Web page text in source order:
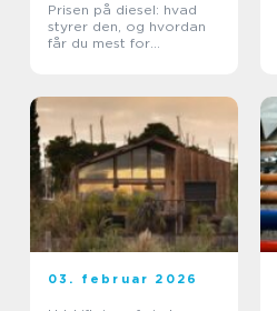
Prisen på diesel: hvad
styrer den, og hvordan
får du mest for
03. februar 2026